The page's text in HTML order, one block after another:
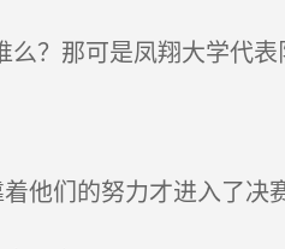
？那可是凤翔大学代表
他们的努力才进入了决赛